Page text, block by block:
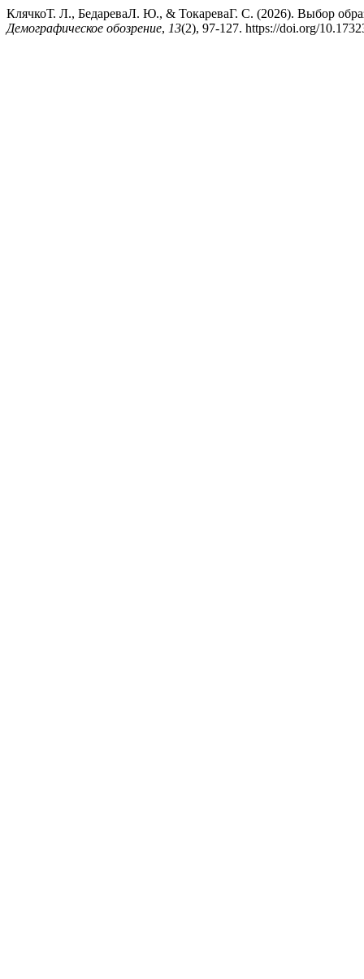
КлячкоТ. Л., БедареваЛ. Ю., & ТокареваГ. С. (2026). Выбор
Демографическое обозрение, 13(2), 97-127. https://doi.org/